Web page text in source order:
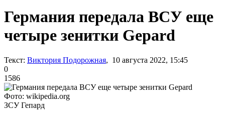
Германия передала ВСУ еще
четыре зенитки Gepard
Текст: Виктория Подорожная, 10 августа 2022, 15:45
0
1586
Фото: wikipedia.org
ЗСУ Гепард